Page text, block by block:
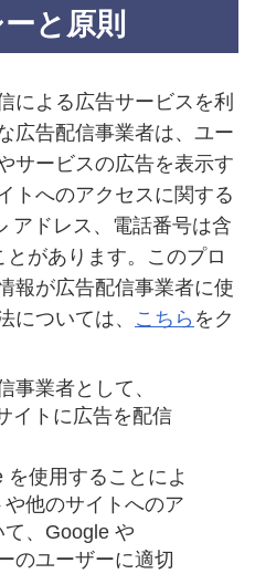
と原則
による広告サービスを利
広告配信事業者は、ユー
サービスの広告を表示す
トへのアクセスに関する
アドレス、電話番号は含
があります。このプロ
報が広告配信事業者に使
については、 こちら をク
事業者として、
イトに広告を配信
使用することによ
他のサイトへのア
、Google や
のユーザーに適切